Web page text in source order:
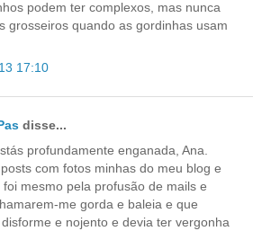
podem ter complexos, mas nunca
grosseiros quando as gordinhas usam
17:10
disse...
profundamente enganada, Ana.
com fotos minhas do meu blog e
mesmo pela profusão de mails e
me gorda e baleia e que
e nojento e devia ter vergonha